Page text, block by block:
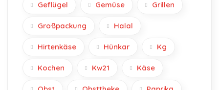
Geflügel Gemüse Grillen
Großpackung Halal
Hirtenkäse Hünkar Kg
Kochen Kw21 Käse